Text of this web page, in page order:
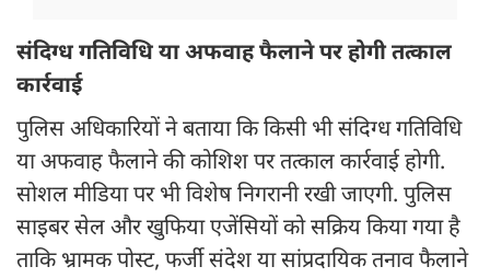
संदिग्ध गतिविधि या अफवाह फैलाने पर होगी तत्काल
कार्रवाई
पुलिस अधिकारियों ने बताया कि किसी भी संदिग्ध गतिविधि
या अफवाह फैलाने की कोशिश पर तत्काल कार्रवाई होगी.
सोशल मीडिया पर भी विशेष निगरानी रखी जाएगी. पुलिस
साइबर सेल और खुफिया एजेंसियों को सक्रिय किया गया है
ताकि भ्रामक पोस्ट, फर्जी संदेश या सांप्रदायिक तनाव फैलाने